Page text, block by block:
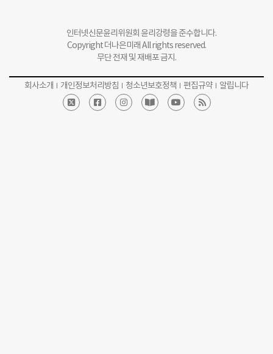
개인정보처리방침 청소년보호정책 편집규약